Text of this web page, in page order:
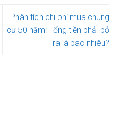
Phân tích chi phí mua chung
cư 50 năm: Tổng tiền phải bỏ
ra là bao nhiêu?